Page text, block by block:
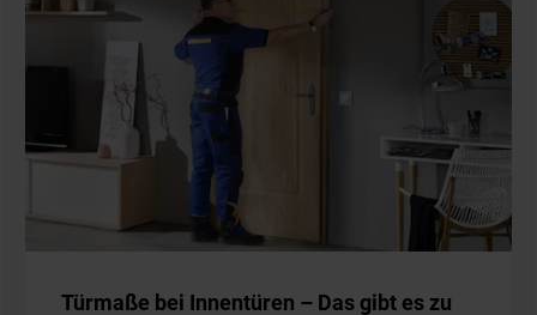
Tür­ma­ße bei In­nen­tü­ren – Das gibt es zu